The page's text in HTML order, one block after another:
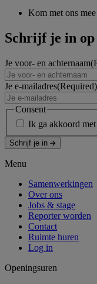
Kom met ons
Schrijf je in op
Je voor- en achternaam
Je e-mailadres(Required)
Consent
Ik ga akkoord met
Schrijf je in
Menu
Samenwerkingen
Over ons
Jobs & stage
Reporter worden
Contact
Ruimte huren
Log in
Openingsuren